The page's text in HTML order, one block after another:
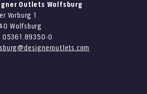
Outlets Wolfsburg
Vorburg 1
Wolfsburg
05361.89350-0